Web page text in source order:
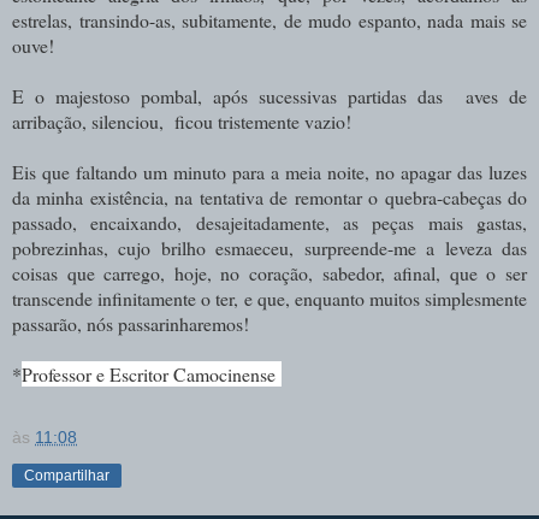
estrelas, transindo-as, subitamente, de mudo espanto, nada mais se
ouve!
E o majestoso pombal, após sucessivas partidas das aves de
arribação, silenciou, ficou tristemente vazio!
Eis que faltando um minuto para a meia noite, no apagar das luzes
da minha existência, na tentativa de remontar o quebra-cabeças do
passado, encaixando, desajeitadamente, as peças mais gastas,
pobrezinhas, cujo brilho esmaeceu, surpreende-me a leveza das
coisas que carrego, hoje, no coração, sabedor, afinal, que o ser
transcende infinitamente o ter, e que, enquanto muitos simplesmente
passarão, nós passarinharemos!
*Professor e Escritor Camocinense
às 11:08
Compartilhar